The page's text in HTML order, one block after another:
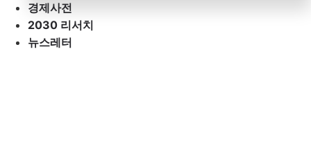
경제사전
2030 리서치
뉴스레터